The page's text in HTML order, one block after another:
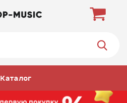
Каталог